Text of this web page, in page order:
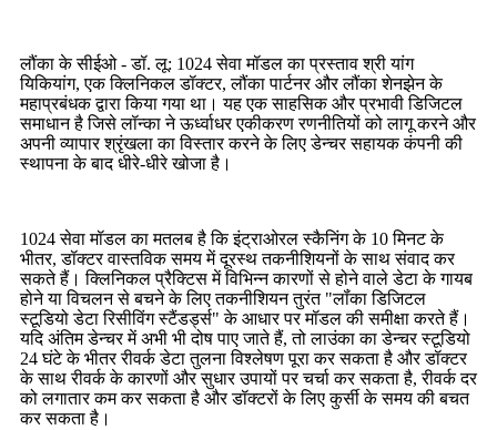
लौंका के सीईओ - डॉ. लू: 1024 सेवा मॉडल का प्रस्ताव श्री यांग
यिकियांग, एक क्लिनिकल डॉक्टर, लौंका पार्टनर और लौंका शेनझेन के
महाप्रबंधक द्वारा किया गया था। यह एक साहसिक और प्रभावी डिजिटल
समाधान है जिसे लॉन्का ने ऊर्ध्वाधर एकीकरण रणनीतियों को लागू करने और
अपनी व्यापार श्रृंखला का विस्तार करने के लिए डेन्चर सहायक कंपनी की
स्थापना के बाद धीरे-धीरे खोजा है।
1024 सेवा मॉडल का मतलब है कि इंट्राओरल स्कैनिंग के 10 मिनट के
भीतर, डॉक्टर वास्तविक समय में दूरस्थ तकनीशियनों के साथ संवाद कर
सकते हैं। क्लिनिकल प्रैक्टिस में विभिन्न कारणों से होने वाले डेटा के गायब
होने या विचलन से बचने के लिए तकनीशियन तुरंत "लॉंका डिजिटल
स्टूडियो डेटा रिसीविंग स्टैंडर्ड्स" के आधार पर मॉडल की समीक्षा करते हैं।
यदि अंतिम डेन्चर में अभी भी दोष पाए जाते हैं, तो लाउंका का डेन्चर स्टूडियो
24 घंटे के भीतर रीवर्क डेटा तुलना विश्लेषण पूरा कर सकता है और डॉक्टर
के साथ रीवर्क के कारणों और सुधार उपायों पर चर्चा कर सकता है, रीवर्क दर
को लगातार कम कर सकता है और डॉक्टरों के लिए कुर्सी के समय की बचत
कर सकता है।